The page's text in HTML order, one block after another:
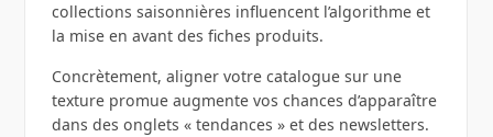
collections saisonnières influencent l’algorithme et
la mise en avant des fiches produits.
Concrètement, aligner votre catalogue sur une
texture promue augmente vos chances d’apparaître
dans des onglets « tendances » et des newsletters.